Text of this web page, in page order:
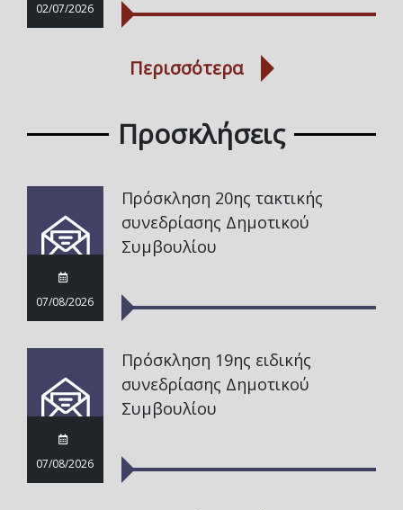
02/07/2026
Περισσότερα
Προσκλήσεις
07/08/2026
Πρόσκληση 20ης τακτικής
συνεδρίασης Δημοτικού
Συμβουλίου
07/08/2026
Πρόσκληση 19ης ειδικής
συνεδρίασης Δημοτικού
Συμβουλίου